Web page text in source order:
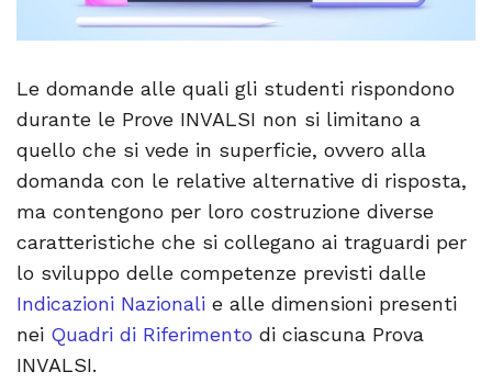
Le domande alle quali gli studenti rispondono
durante le Prove INVALSI non si limitano a
quello che si vede in superficie, ovvero alla
domanda con le relative alternative di risposta,
ma contengono per loro costruzione diverse
caratteristiche che si collegano ai traguardi per
lo sviluppo delle competenze previsti dalle
Indicazioni Nazionali e alle dimensioni presenti
nei Quadri di Riferimento di ciascuna Prova
INVALSI.